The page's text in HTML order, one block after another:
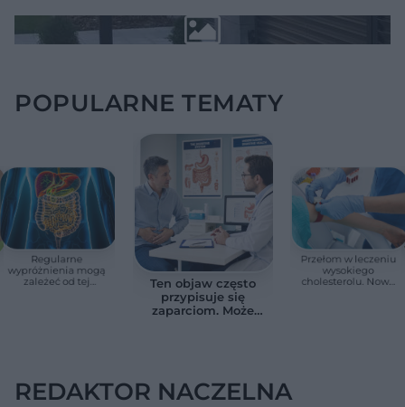
POPULARNE TEMATY
Regularne
wypróżnienia mogą
zależeć od tej
Ten objaw często
przypisuje się
zaparciom. Może
Przełom w leczeniu
wysokiego
cholesterolu. Nowa
REDAKTOR NACZELNA